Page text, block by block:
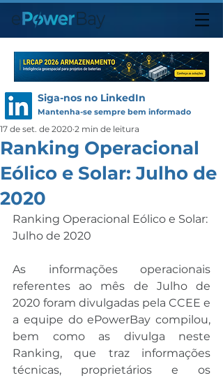
Siga-nos no LinkedIn
Mantenha-se sempre bem informado
Ranking Operacional
Eólico e Solar: Julho de
2020
17 de set. de 2020 2 min de leitura
Ranking Operacional Eólico e Solar:
Julho de 2020
As informações operacionais
referentes ao mês de Julho de
2020 foram divulgadas pela CCEE e
a equipe do ePowerBay compilou,
bem como as divulga neste
Ranking, que traz informações
técnicas, proprietários e os